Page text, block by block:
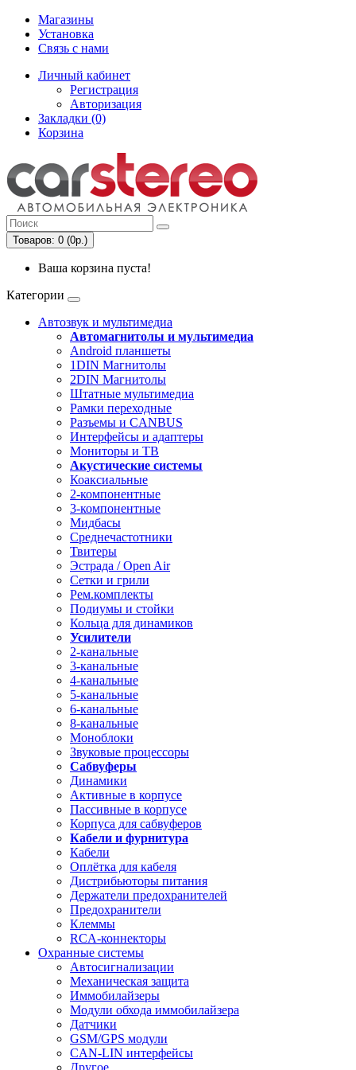
Магазины
Установка
Связь с нами
Личный кабинет
Регистрация
Авторизация
Закладки (0)
Корзина
Товаров: 0 (0р.)
Ваша корзина пуста!
Категории
Автозвук и мультимедиа
Автомагнитолы и мультимедиа
Android планшеты
1DIN Магнитолы
2DIN Магнитолы
Штатные мультимедиа
Рамки переходные
Разъемы и CANBUS
Интерфейсы и адаптеры
Мониторы и ТВ
Акустические системы
Коаксиальные
2-компонентные
3-компонентные
Мидбасы
Среднечастотники
Твитеры
Эстрада / Open Air
Сетки и грили
Рем.комплекты
Подиумы и стойки
Кольца для динамиков
Усилители
2-канальные
3-канальные
4-канальные
5-канальные
6-канальные
8-канальные
Моноблоки
Звуковые процессоры
Сабвуферы
Динамики
Активные в корпусе
Пассивные в корпусе
Корпуса для сабвуферов
Кабели и фурнитура
Кабели
Оплётка для кабеля
Дистрибьюторы питания
Держатели предохранителей
Предохранители
Клеммы
RCA-коннекторы
Охранные системы
Автосигнализации
Механическая защита
Иммобилайзеры
Модули обхода иммобилайзера
Датчики
GSM/GPS модули
CAN-LIN интерфейсы
Другое